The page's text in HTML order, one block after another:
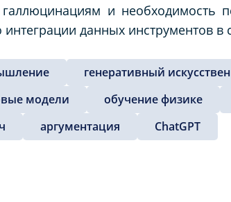
и необходимость
данных инструментов в
генеративный
модели
обучение физике
аргументация ChatGPT